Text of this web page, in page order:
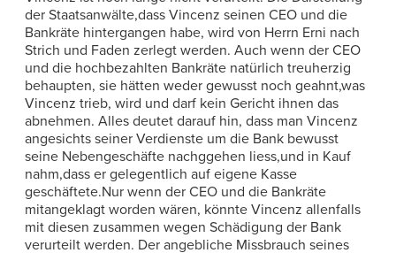
der Staatsanwälte,dass Vincenz seinen CEO und die
Bankräte hintergangen habe, wird von Herrn Erni nach
Strich und Faden zerlegt werden. Auch wenn der CEO
und die hochbezahlten Bankräte natürlich treuherzig
behaupten, sie hätten weder gewusst noch geahnt,was
Vincenz trieb, wird und darf kein Gericht ihnen das
abnehmen. Alles deutet darauf hin, dass man Vincenz
angesichts seiner Verdienste um die Bank bewusst
seine Nebengeschäfte nachggehen liess,und in Kauf
nahm,dass er gelegentlich auf eigene Kasse
geschäftete.Nur wenn der CEO und die Bankräte
mitangeklagt worden wären, könnte Vincenz allenfalls
mit diesen zusammen wegen Schädigung der Bank
verurteilt werden. Der angebliche Missbrauch seines